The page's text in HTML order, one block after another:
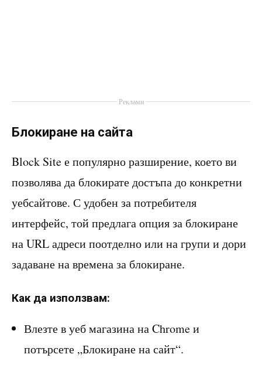
Реклами
Блокиране на сайта
Block Site е популярно разширение, което ви
позволява да блокирате достъпа до конкретни
уебсайтове. С удобен за потребителя
интерфейс, той предлага опция за блокиране
на URL адреси поотделно или на групи и дори
задаване на времена за блокиране.
Как да използвам:
Влезте в уеб магазина на Chrome и
потърсете „Блокиране на сайт“.